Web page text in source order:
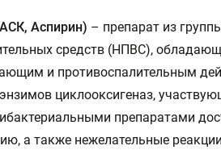
Аспирин) – препарат из
средств (НПВС),
и противоспалительным
циклооксигеназ,
препаратами
а также нежелательные